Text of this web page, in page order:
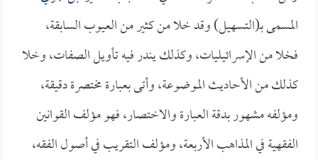
المسمى بـ(التسهيل) وقد خلا من كثير من العيوب السابقة،
فخلا من الإسرائيليات، وكذلك يندر فيه تأويل الصفات، وخلا
كذلك من الأحاديث الموضوعة، وأتى بعبارة مختصرة دقيقة،
ومؤلفه مشهور بدقة العبارة والاختصار، فهو مؤلف القوانين
الفقهية في المذاهب الأربعة، ومؤلف التقريب في أصول الفقه،